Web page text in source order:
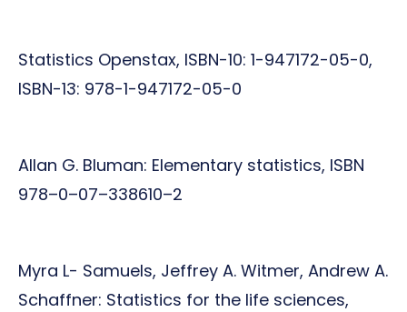
Statistics Openstax, ISBN-10: 1-947172-05-0,
ISBN-13: 978-1-947172-05-0
Allan G. Bluman: Elementary statistics, ISBN
978–0–07–338610–2
Myra L- Samuels, Jeffrey A. Witmer, Andrew A.
Schaffner: Statistics for the life sciences,